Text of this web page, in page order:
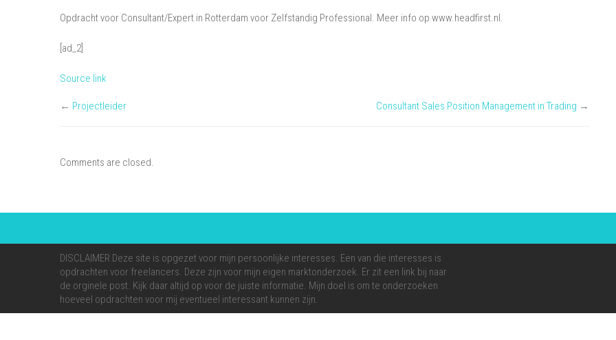
Opdracht voor Consultant/Expert in Rotterdam voor Zelfstandig Professional. Meer info op www.headfirst.nl.
[ad_2]
Source link
← Projectleider Consultant Sales Position Management in Trading →
Comments are closed.
DISCLAIMER Deze site is opgezet voor mijn persoonlijke interesses. Een van die interesses is
opdrachten voor freelancers. Deze zijn voor mijn eigen marktonderzoek. Er zit een link bij naar
de orginele post. Kijk daar altijd op voor de juiste informatie. Mijn doel is om te onderzoeken
hoeveel opdrachten voor mij eventueel interessant kunnen zijn.